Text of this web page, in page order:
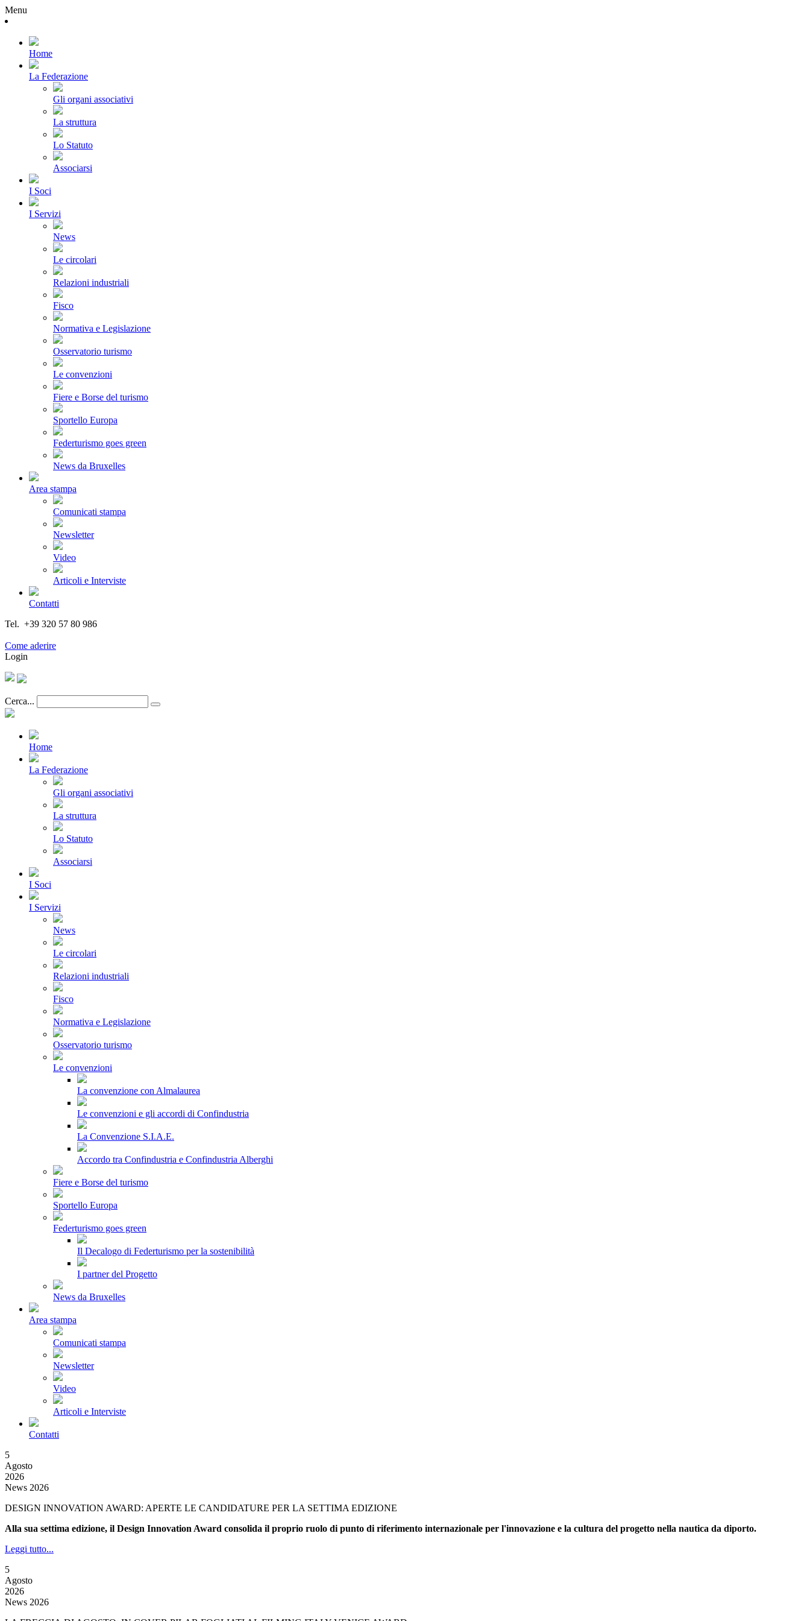
Menu
Home
La Federazione
Gli organi associativi
La struttura
Lo Statuto
Associarsi
I Soci
I Servizi
News
Le circolari
Relazioni industriali
Fisco
Normativa e Legislazione
Osservatorio turismo
Le convenzioni
Fiere e Borse del turismo
Sportello Europa
Federturismo goes green
News da Bruxelles
Area stampa
Comunicati stampa
Newsletter
Video
Articoli e Interviste
Contatti
Tel. +39 320 57 80 986
Come aderire
Login
Cerca...
Home
La Federazione
Gli organi associativi
La struttura
Lo Statuto
Associarsi
I Soci
I Servizi
News
Le circolari
Relazioni industriali
Fisco
Normativa e Legislazione
Osservatorio turismo
Le convenzioni
La convenzione con Almalaurea
Le convenzioni e gli accordi di Confindustria
La Convenzione S.I.A.E.
Accordo tra Confindustria e Confindustria Alberghi
Fiere e Borse del turismo
Sportello Europa
Federturismo goes green
Il Decalogo di Federturismo per la sostenibilità
I partner del Progetto
News da Bruxelles
Area stampa
Comunicati stampa
Newsletter
Video
Articoli e Interviste
Contatti
5
Agosto
2026
News 2026
DESIGN INNOVATION AWARD: APERTE LE CANDIDATURE PER LA SETTIMA EDIZIONE
Alla sua settima edizione, il Design Innovation Award consolida il proprio ruolo di punto di riferimento internazionale per l'innovazione e la cultura del progetto nella nautica da diporto.
Leggi tutto...
5
Agosto
2026
News 2026